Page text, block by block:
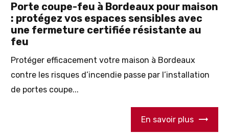
Porte coupe-feu à Bordeaux pour maison
: protégez vos espaces sensibles avec
une fermeture certifiée résistante au
feu
Protéger efficacement votre maison à Bordeaux
contre les risques d’incendie passe par l’installation
de portes coupe...
En savoir plus